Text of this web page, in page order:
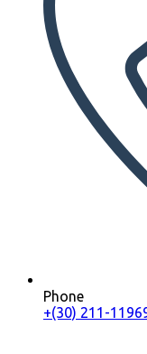
Phone
+(30) 211-